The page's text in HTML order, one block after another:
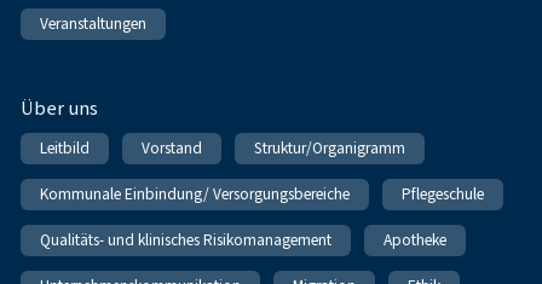
Veranstaltungen
Über uns
Leitbild Vorstand Struktur/Organigramm
Kommunale Einbindung/ Versorgungsbereiche Pflegeschule
Qualitäts- und klinisches Risikomanagement Apotheke